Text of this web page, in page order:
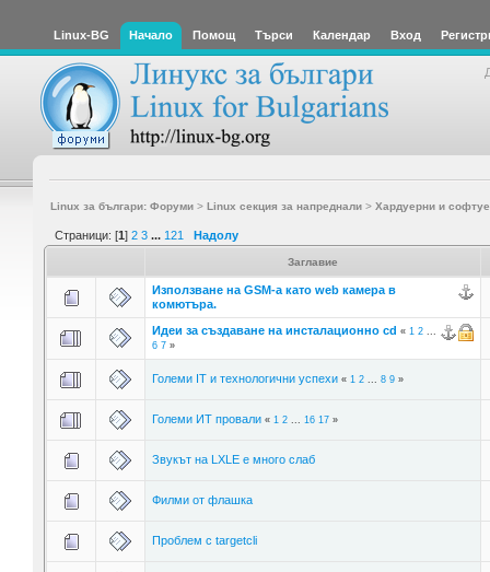
Linux-BG Начало Помощ Търси Календар Вход
Linux за българи: Форуми> Linux секция за напреднали> Хардуерни и
Страници: [1] 2 3 ... 121 Надолу
Заглавие
Използване на GSM-a като web камера в
комютъра.
Идеи за създаване на инсталационно cd « 1 2...
6 7»
Големи IT и технологични успехи « 1 2... 8 9»
Големи ИТ провали « 1 2... 16 17»
Звукът на LXLE е много слаб
Филми от флашка
Проблем с targetcli